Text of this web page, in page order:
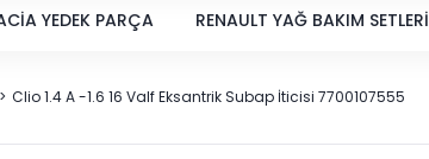
YEDEK PARÇA RENAULT YAĞ BAKIM SETLERI
Clio 1.4 A -1.6 16 Valf Eksantrik Subap İticisi 7700107555